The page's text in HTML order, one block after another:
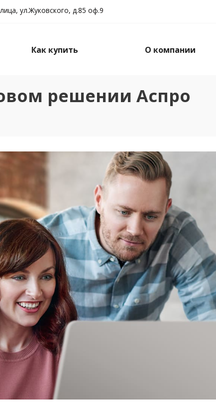
ул.Жуковского, д.85 оф.9
Как купить О компании
решении Аспро